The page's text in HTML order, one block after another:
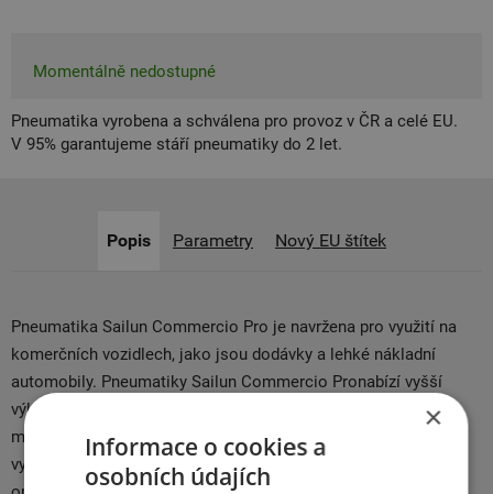
Momentálně nedostupné
Pneumatika vyrobena a schválena pro provoz v ČR a celé EU.
V 95% garantujeme stáří pneumatiky do 2 let.
Popis Parametry Nový EU štítek
Pneumatika Sailun Commercio Pro je navržena pro využití na
komerčních vozidlech, jako jsou dodávky a lehké nákladní
automobily. Pneumatiky Sailun Commercio Pronabízí vyšší
výkon a delší životnost díky použití nových technologií a
materiálů. Sailun Commercio Pro je vybavena směsí pryže s
vysokým podílem křemíku, který zajišťuje vyšší odolnost proti
×
Informace o cookies a
osobních údajích